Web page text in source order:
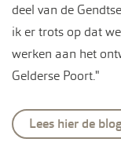
deel van de
ik er trots op dat
werken aan het
Gelderse Poort."
Lees hier de